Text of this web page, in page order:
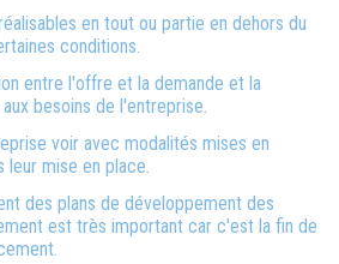
en tout ou partie en dehors du
conditions.
entre l'offre et la demande et la
besoins de l'entreprise.
voir avec modalités mises en
leur mise en place.
des plans de développement des
est très important car c'est la fin de